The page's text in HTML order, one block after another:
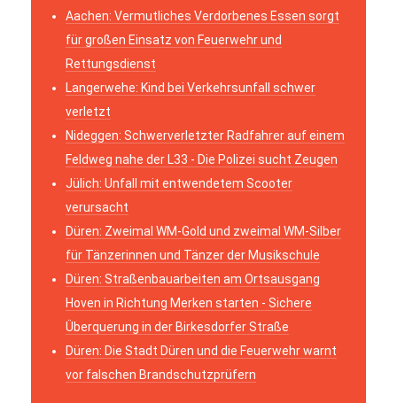
Aachen: Vermutliches Verdorbenes Essen sorgt
für großen Einsatz von Feuerwehr und
Rettungsdienst
Langerwehe: Kind bei Verkehrsunfall schwer
verletzt
Nideggen: Schwerverletzter Radfahrer auf einem
Feldweg nahe der L33 - Die Polizei sucht Zeugen
Jülich: Unfall mit entwendetem Scooter
verursacht
Düren: Zweimal WM-Gold und zweimal WM-Silber
für Tänzerinnen und Tänzer der Musikschule
Düren: Straßenbauarbeiten am Ortsausgang
Hoven in Richtung Merken starten - Sichere
Überquerung in der Birkesdorfer Straße
Düren: Die Stadt Düren und die Feuerwehr warnt
vor falschen Brandschutzprüfern